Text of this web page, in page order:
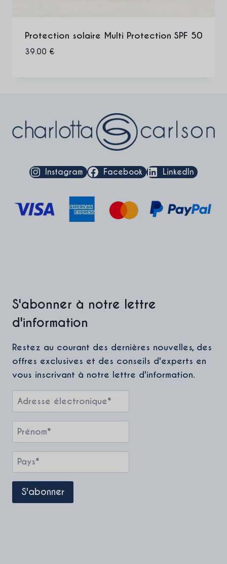
Protection solaire Multi Protection SPF 50
39.00 €
Instagram Facebook LinkedIn
S'abonner à notre lettre
d'information
Restez au courant des dernières nouvelles, des
offres exclusives et des conseils d'experts en
vous inscrivant à notre lettre d'information.